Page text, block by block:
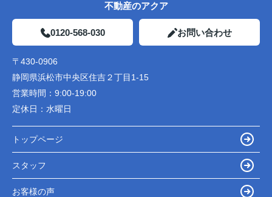
不動産のアクア
0120-568-030 お問い合わせ
〒430-0906
静岡県浜松市中央区住吉２丁目1-15
営業時間： 9:00-19:00
定休日： 水曜日
トップページ
スタッフ
お客様の声